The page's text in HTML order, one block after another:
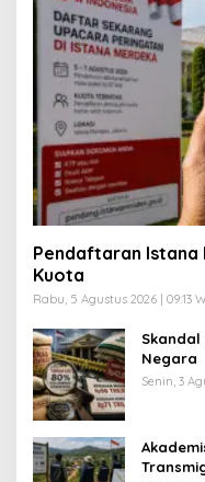
Pendaftaran
Kuota
Rabu, 5 Agustus 2026 | 09:13
Negara
Senin, 3